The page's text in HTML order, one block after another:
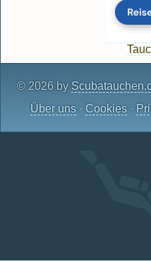
© 2026 by
Über uns· Cookies·